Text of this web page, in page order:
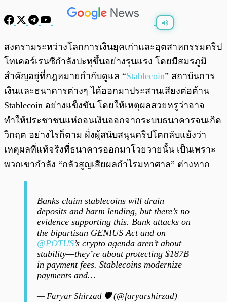
สงครามระหว่างโลกการเงินยุคเก่าและอุตสาหกรรมคริป
โทเคอร์เรนซีกำลังปะทุขึ้นอย่างรุนแรง โดยมีสมรภูมิ
สำคัญอยู่ที่กฎหมายกำกับดูแล “Stablecoin” สถาบันการ
เงินและธนาคารต่างๆ ได้ออกมาประสานเสียงต่อต้าน
Stablecoin อย่างแข็งขัน โดยให้เหตุผลสวยหรูว่าอาจ
ทำให้ประชาชนแห่ถอนเงินออกจากระบบธนาคารจนเกิด
วิกฤต อย่างไรก็ตาม ฝั่งผู้สนับสนุนคริปโตกลับแย้งว่า
เหตุผลที่แท้จริงที่ธนาคารออกมาโวยวายนั้น เป็นเพราะ
พวกเขากำลัง “กลัวสูญเสียผลกำไรมหาศาล” ต่างหาก
Banks claim stablecoins will drain
deposits and harm lending, but there’s no
evidence supporting this. Bank attacks on
the bipartisan GENIUS Act and on
@POTUS’s crypto agenda aren’t about
stability—they’re about protecting $187B
in payment fees. Stablecoins modernize
payments and…
— Faryar Shirzad 🛡️ (@faryarshirzad)